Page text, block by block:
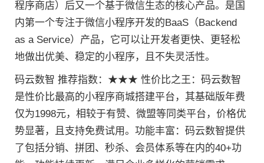
程序商店）后又一个基于微信生态的核心产品。是国
内第一个专注于微信小程序开发的BaaS（Backend
as a Service）产品，它可以让开发者更快、更轻松
地做出优美、稳定的小程序，且不失灵活性。
码云数智 推荐指数：★★★ 性价比之王：码云数智
是性价比最高的小程序商城搭建平台，其基础版年费
仅为1998元，相较于有赞、微盟等同类平台，价格优
势显著，且支持免费试用。功能丰富：码云数智提供
了包括分销、拼团、秒杀、会员体系等在内的40+功